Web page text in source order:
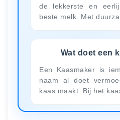
de lekkerste en
beste melk. Met
Wat doet een
Een Kaasmaker is
naam al doet
kaas maakt. Bij het